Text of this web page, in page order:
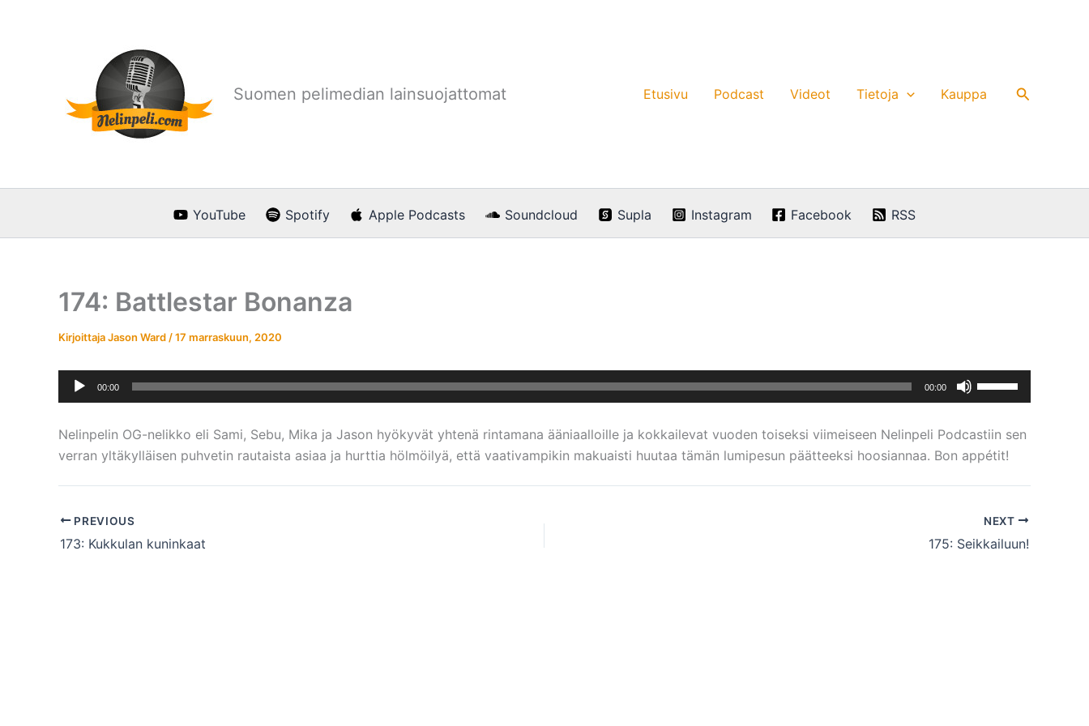
Suomen pelimedian lainsuojattomat Etusivu Podcast Videot Tietoja Kauppa Hae
YouTube Spotify Apple Podcasts Soundcloud Supla Instagram Facebook RSS
174: Battlestar Bonanza
KirjoittajaJason Ward /17 marraskuun, 2020
Äänitoistin
00:00 00:00
ylös
alas
säädät
äänenvoimakkuutta
ja
pienemmäksi.
Nelinpelin OG-nelikko eli Sami, Sebu, Mika ja Jason hyökyvät yhtenä rintamana ääniaalloille ja kokkailevat vuoden toiseksi viimeiseen Nelinpeli Podcastiin sen
verran yltäkylläisen puhvetin rautaista asiaa ja hurttia hölmöilyä, että vaativampikin makuaisti huutaa tämän lumipesun päätteeksi hoosiannaa. Bon appétit!
PREVIOUS
173: Kukkulan kuninkaat
NEXT
175: Seikkailuun!